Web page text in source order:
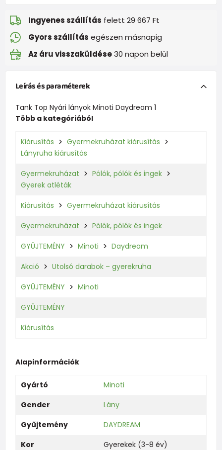
Ingyenes szállítás felett 29 667 Ft
Gyors szállítás egészen másnapig
Az áru visszaküldése30 napon belül
Leírás és paraméterek
Tank Top Nyári lányok Minoti Daydream 1
Több a kategóriából
Kiárusítás
Gyermekruházat kiárusítás
Lányruha kiárusítás
Gyermekruházat
Pólók, pólók és ingek
Gyerek atléták
Kiárusítás Gyermekruházat kiárusítás
Gyermekruházat Pólók, pólók és ingek
GYŰJTEMÉNY Minoti Daydream
Akció Utolsó darabok – gyerekruha
GYŰJTEMÉNY Minoti
GYŰJTEMÉNY
Kiárusítás
Alapinformációk
Gyártó
Minoti
Gender
Lány
Gyűjtemény
DAYDREAM
Kor
Gyerekek (3-8 év)